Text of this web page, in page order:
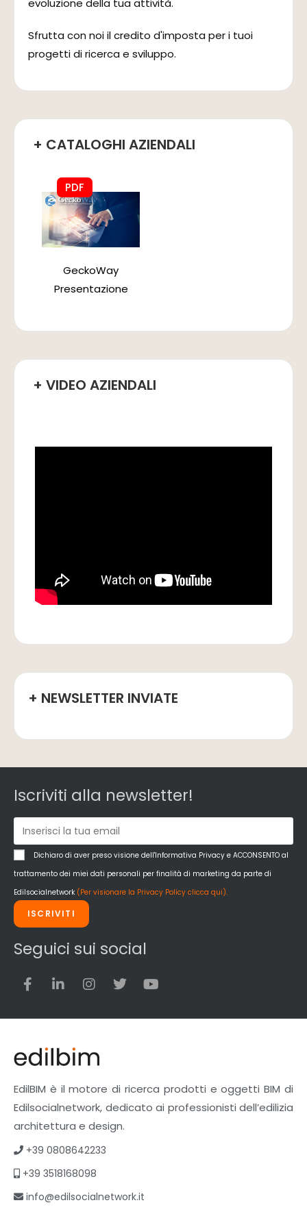
evoluzione della tua attività.
Sfrutta con noi il credito d'imposta per i tuoi
progetti di ricerca e sviluppo.
+ CATALOGHI AZIENDALI
PDF
GeckoWay
Presentazione
+ VIDEO AZIENDALI
+ NEWSLETTER INVIATE
Iscriviti alla newsletter!
Dichiaro di aver preso visione dell'Informativa Privacy e ACCONSENTO al
trattamento dei miei dati personali per finalità di marketing da parte di
Edilsocialnetwork (Per visionare la Privacy Policy clicca qui).
ISCRIVITI
Seguici sui social
EdilBIM è il motore di ricerca prodotti e oggetti BIM di
Edilsocialnetwork, dedicato ai professionisti dell’edilizia
architettura e design.
+39 0808642233
+39 3518168098
info@edilsocialnetwork.it